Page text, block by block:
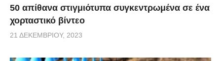
50 απίθανα στιγμιότυπα συγκεντρωμένα σε ένα
χορταστικό βίντεο
21 ΔΕΚΕΜΒΡΊΟΥ, 2023